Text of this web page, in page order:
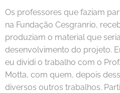
Os professores que faziam
na Fundação Cesgranrio,
produziam o material que
desenvolvimento do projeto.
eu dividi o trabalho com o
Motta, com quem, depois
diversos outros trabalhos.